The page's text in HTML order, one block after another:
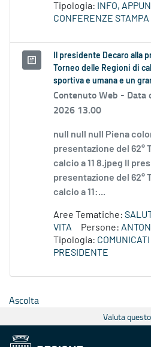
Tipologia:
INFO,
CONFERENZE STAMPA
Il presidente Decaro alla
Torneo delle Regioni di
sportiva e umana e un
Contenuto Web - Data
2026 13.00
null null null Piena
presentazione del 62°
calcio a 11 8.jpeg Il
presentazione del 62°
calcio a 11:...
Aree Tematiche:
VITA
Persone:
Tipologia:
PRESIDENTE
Ascolta
Valuta